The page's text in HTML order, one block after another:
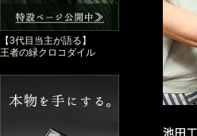
【3代目当主が語る】
王者の緑クロコダイル